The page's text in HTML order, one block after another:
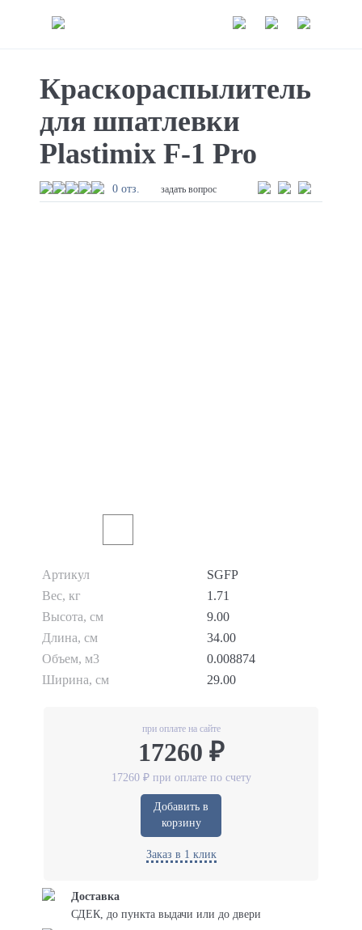
Краскораспылитель
для шпатлевки
Plastimix F-1 Pro
0 отз. задать вопрос
Артикул
SGFP
Вес, кг
1.71
Высота, см
9.00
Длина, см
34.00
Объем, м3
0.008874
Ширина, см
29.00
при оплате на сайте
17260 ₽
17260 ₽ при оплате по счету
Добавить в
корзину
Заказ в 1 клик
Доставка
СДЕК, до пункта выдачи или до двери